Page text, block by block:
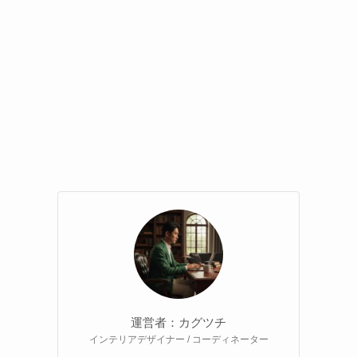
運営者：カグツチ
インテリアデザイナー / コーディネーター